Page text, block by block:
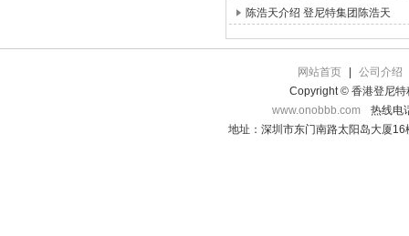
陈浩天介绍 登尼特集团陈浩天
网站首页
公司介绍
Copyright © 香港登尼特
www.onobbb.com
热线电
地址：深圳市东门南路太阳岛大厦